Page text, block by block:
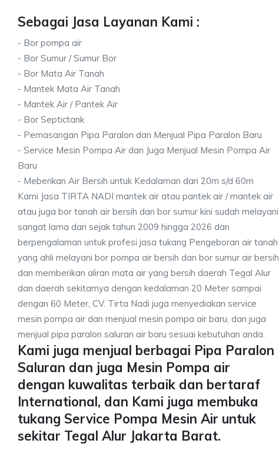
Sebagai Jasa Layanan Kami :
- Bor pompa air
- Bor Sumur / Sumur Bor
- Bor Mata Air Tanah
- Mantek Mata Air Tanah
- Mantek Air / Pantek Air
- Bor Septictank
- Pemasangan Pipa Paralon dan Menjual Pipa Paralon Baru
- Service Mesin Pompa Air dan Juga Menjual Mesin Pompa Air
Baru
- Meberikan Air Bersih untuk Kedalaman dari 20m s/d 60m
Kami Jasa TIRTA NADI mantek air atau pantek air / mantek air
atau juga bor tanah air bersih dan bor sumur kini sudah melayani
sangat lama dari sejak tahun 2009 hingga 2026 dan
berpengalaman untuk profesi jasa tukang Pengeboran air tanah
yang ahli melayani bor pompa air bersih dan bor sumur air bersih
dan memberikan aliran mata air yang bersih daerah Tegal Alur
dan daerah sekitarnya dengan kedalaman 20 Meter sampai
dengan 60 Meter, CV. Tirta Nadi juga menyediakan service
mesin pompa air dan menjual mesin pompa air baru, dan juga
menjual pipa paralon saluran air baru sesuai kebutuhan anda.
Kami juga menjual berbagai Pipa Paralon
Saluran dan juga Mesin Pompa air
dengan kuwalitas terbaik dan bertaraf
International, dan Kami juga membuka
tukang Service Pompa Mesin Air untuk
sekitar Tegal Alur Jakarta Barat.